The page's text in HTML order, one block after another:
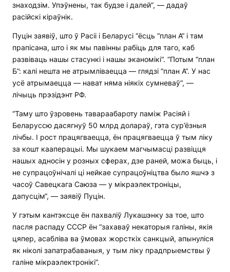
знаходзім. Упэўнены, так будзе і далей”, — дадаў
расійскі кіраўнік.
Пуцін заявіў, што ў Расіі і Беларусі “ёсць “план А“ і там
прапісана, што і як мы павінны рабіць для таго, каб
развіваць нашы стасункі і нашы эканомікі“. “Потым “план
Б”: калі нешта не атрымліваецца — глядзі “план А“. У нас
усё атрымаецца — нават няма ніякіх сумневаў“, —
лічыць прэзідэнт РФ.
“Таму што ўзровень тавараабароту паміж Расіяй і
Беларуссю дасягнуў 50 млрд долараў, гэта сур’ёзныя
лічбы. І рост працягваецца, ён працягваецца ў тым ліку
за кошт кааперацыі. Мы шукаем магчымасці развіцця
нашых адносін у розных сферах, дзе раней, можа быць, і
не супрацоўнічалі ці нейкае супрацоўніцтва было яшчэ з
часоў Савецкага Саюза — у мікраэлектроніцы,
дапусцім“, — заявіў Пуцін.
У гэтым кантэксце ён пахваліў Лукашэнку за тое, што
пасля распаду СССР ён “захаваў некаторыя галіны, якія
цяпер, асабліва ва ўмовах жорсткіх санкцый, апынуліся
як ніколі запатрабаваныя, у тым ліку прадпрыемствы ў
галіне мікраэлектронікі”.